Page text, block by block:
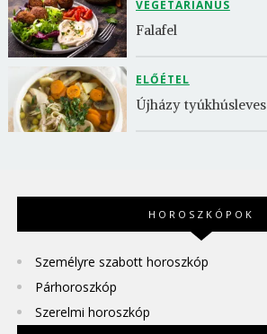
VEGETÁRIÁNUS
Falafel
ELŐÉTEL
Újházy tyúkhúsleves
HOROSZKÓPOK
Személyre szabott horoszkóp
Párhoroszkóp
Szerelmi horoszkóp